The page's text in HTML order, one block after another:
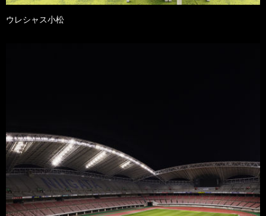
ウレシャス小松